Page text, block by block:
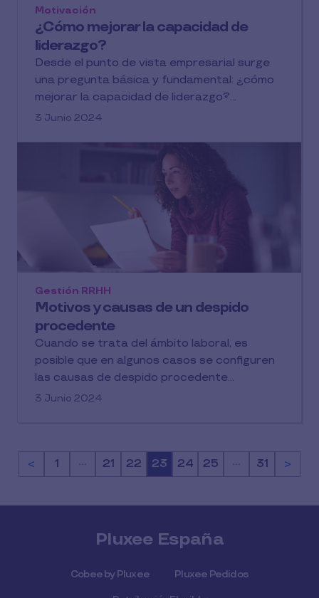
¿Cómo mejorar la capacidad de
liderazgo?
Motivación
Desde el punto de vista empresarial surge
una pregunta básica y fundamental: ¿cómo
mejorar la capacidad de liderazgo?...
3 Junio 2024
Motivos y causas de un despido
procedente
Gestión RRHH
Cuando se trata del ámbito laboral, es
posible que en algunos casos se configuren
las causas de despido procedente...
3 Junio 2024
< Página
1 … Página
21 Página
22 Página
23 Página
24 Página
25 … Página
31 >
Pluxee España
Cobee by Pluxee Pluxee Pedidos